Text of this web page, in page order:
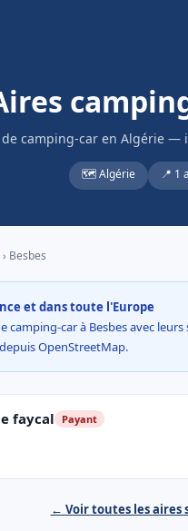
camping-car en Algérie —
🗺️ Algérie 📍 1
› Besbes
et dans toute l'Europe
camping-car à Besbes avec
OpenStreetMap.
faycal Payant
← Voir toutes les